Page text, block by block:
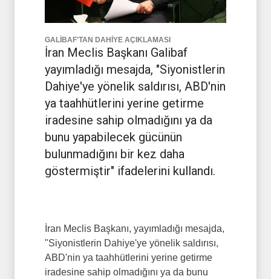
GALİBAF'TAN DAHİYE AÇIKLAMASI
İran Meclis Başkanı Galibaf
yayımladığı mesajda, "Siyonistlerin
Dahiye'ye yönelik saldırısı, ABD'nin
ya taahhütlerini yerine getirme
iradesine sahip olmadığını ya da
bunu yapabilecek gücünün
bulunmadığını bir kez daha
göstermiştir" ifadelerini kullandı.
İran Meclis Başkanı, yayımladığı mesajda,
"Siyonistlerin Dahiye'ye yönelik saldırısı,
ABD'nin ya taahhütlerini yerine getirme
iradesine sahip olmadığını ya da bunu